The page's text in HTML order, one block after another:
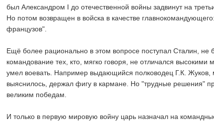
был Александром I до отечественной войны задвинут на
Но потом возвращен в войска в качестве
французов".
Ещё более рационально в этом вопросе поступал Сталин, не
командование тех, кто, мягко говоря, не отличался
умел воевать. Например выдающийся полководец Г.К. Жуков,
выяснилось, держал фигу в кармане. Но "трудные решения"
великим победам.
И только в первую мировую войну царь назначал на